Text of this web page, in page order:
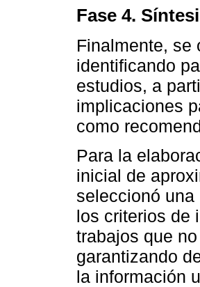
Fase 4.
Finalmente, se
identificando
estudios, a
implicaciones
como
Para la
inicial de
seleccionó
los criterios de
trabajos que
garantizando
la información